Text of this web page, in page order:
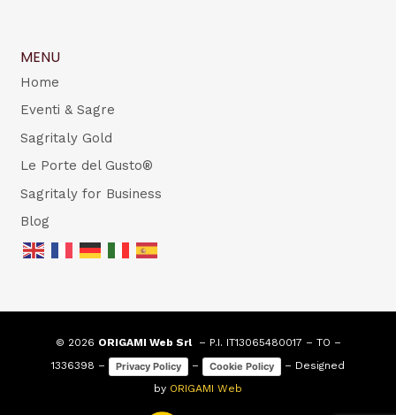
MENU
Home
Eventi & Sagre
Sagritaly Gold
Le Porte del Gusto®
Sagritaly for Business
Blog
© 2026 ORIGAMI Web Srl– P.I. IT13065480017 – TO –
1336398 –
Privacy Policy – Cookie Policy
– Designed
by ORIGAMI Web